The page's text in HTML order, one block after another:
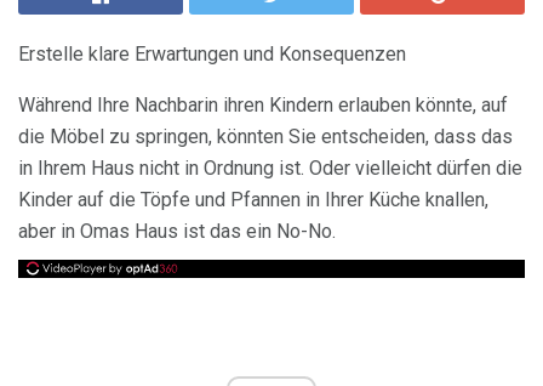
Erstelle klare Erwartungen und Konsequenzen
Während Ihre Nachbarin ihren Kindern erlauben könnte, auf
die Möbel zu springen, könnten Sie entscheiden, dass das
in Ihrem Haus nicht in Ordnung ist. Oder vielleicht dürfen die
Kinder auf die Töpfe und Pfannen in Ihrer Küche knallen,
aber in Omas Haus ist das ein No-No.